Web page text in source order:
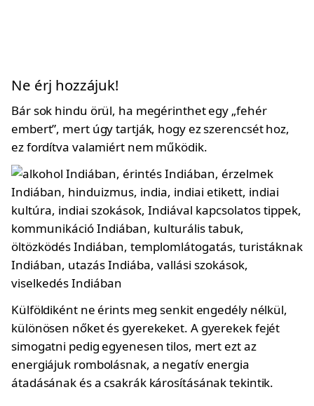
Ne érj hozzájuk!
Bár sok hindu örül, ha megérinthet egy „fehér
embert”, mert úgy tartják, hogy ez szerencsét hoz,
ez fordítva valamiért nem működik.
Külföldiként ne érints meg senkit engedély nélkül,
különösen nőket és gyerekeket. A gyerekek fejét
simogatni pedig egyenesen tilos, mert ezt az
energiájuk rombolásnak, a negatív energia
átadásának és a csakrák károsításának tekintik.